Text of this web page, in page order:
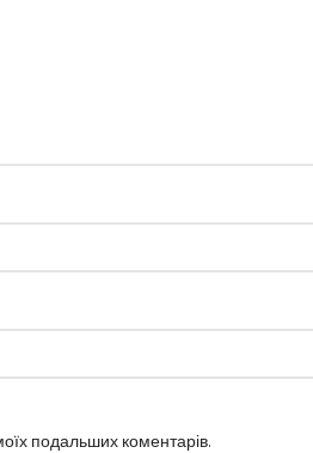
подальших коментарів.